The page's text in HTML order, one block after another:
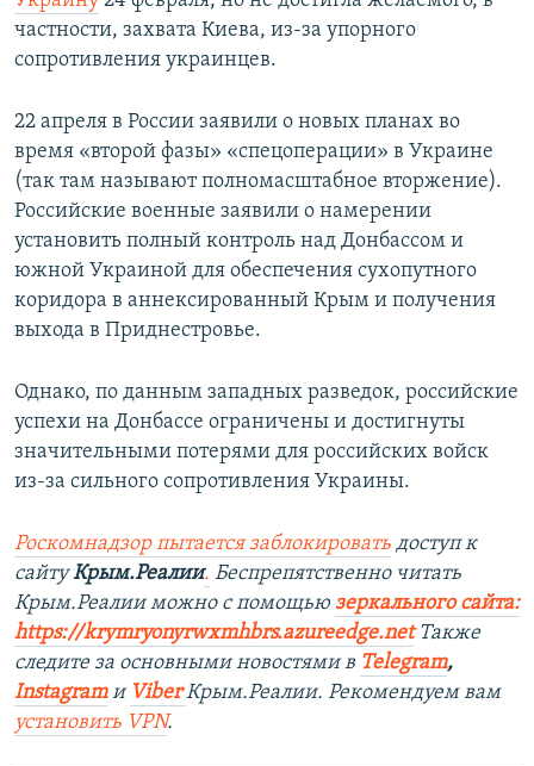
частности, захвата Киева, из-за упорного
сопротивления украинцев.
22 апреля в России заявили о новых планах во
время «второй фазы» «спецоперации» в Украине
(так там называют полномасштабное вторжение).
Российские военные заявили о намерении
установить полный контроль над Донбассом и
южной Украиной для обеспечения сухопутного
коридора в аннексированный Крым и получения
выхода в Приднестровье.
Однако, по данным западных разведок, российские
успехи на Донбассе ограничены и достигнуты
значительными потерями для российских войск
из-за сильного сопротивления Украины.
Роскомнадзор пытается заблокировать доступ к
сайтуКрым.Реалии. Беспрепятственно читать
Крым.Реалии можно с помощью зеркального сайта:
https://krymryonyrwxmhbrs.azureedge.netТакже
следите за основными новостями в Telegram,
Instagramи ViberКрым.Реалии. Рекомендуем вам
установить VPN.